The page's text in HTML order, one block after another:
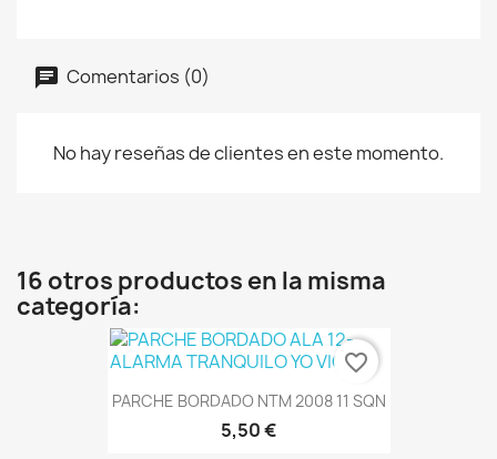
Comentarios (0)
No hay reseñas de clientes en este momento.
16 otros productos en la misma
categoría:
PARCHE BORDADO NTM 2008 11 SQN
5,50 €
favorite_border